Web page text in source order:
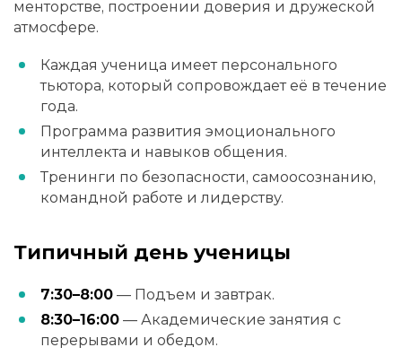
менторстве, построении доверия и дружеской
атмосфере.
Каждая ученица имеет персонального
тьютора, который сопровождает её в течение
года.
Программа развития эмоционального
интеллекта и навыков общения.
Тренинги по безопасности, самоосознанию,
командной работе и лидерству.
Типичный день ученицы
7:30–8:00 — Подъем и завтрак.
8:30–16:00 — Академические занятия с
перерывами и обедом.